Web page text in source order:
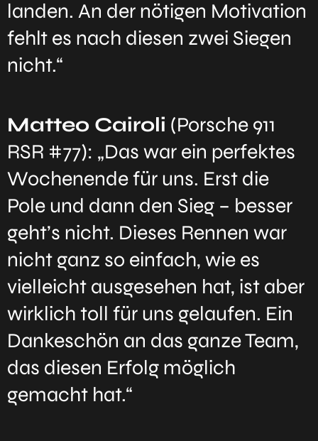
landen. An der nötigen Motivation
fehlt es nach diesen zwei Siegen
nicht.“
Matteo Cairoli (Porsche 911
RSR #77): „Das war ein perfektes
Wochenende für uns. Erst die
Pole und dann den Sieg – besser
geht’s nicht. Dieses Rennen war
nicht ganz so einfach, wie es
vielleicht ausgesehen hat, ist aber
wirklich toll für uns gelaufen. Ein
Dankeschön an das ganze Team,
das diesen Erfolg möglich
gemacht hat.“